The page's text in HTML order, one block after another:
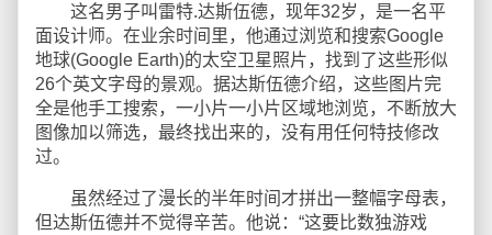
这名男子叫雷特.达斯伍德，现年32岁，是一名平
面设计师。在业余时间里，他通过浏览和搜索Google
地球(Google Earth)的太空卫星照片，找到了这些形似
26个英文字母的景观。据达斯伍德介绍，这些图片完
全是他手工搜索，一小片一小片区域地浏览，不断放大
图像加以筛选，最终找出来的，没有用任何特技修改
过。
虽然经过了漫长的半年时间才拼出一整幅字母表，
但达斯伍德并不觉得辛苦。他说：“这要比数独游戏